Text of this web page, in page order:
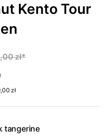
Kento Tour
zł*
zł
tangerine